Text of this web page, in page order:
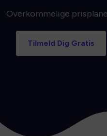
Overkommelige
Tilmeld Dig Gratis